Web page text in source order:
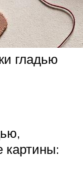
гладью
картины: